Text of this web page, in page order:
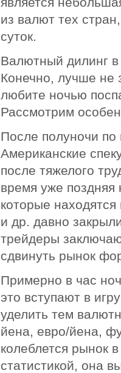
из валют тех
суток.
Валютный дилинг
Конечно, лучше не
любите ночью
Рассмотрим
После полуночи по
Американские
после тяжелого
время уже
которые
и др. давно
трейдеры
сдвинуть рынок
Примерно в час
это вступают в
уделить тем
йена, евро/йена,
колеблется рынок
статистикой, она